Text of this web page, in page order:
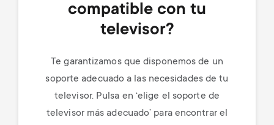
compatible con tu
televisor?
Te garantizamos que disponemos de un
soporte adecuado a las necesidades de tu
televisor. Pulsa en ‘elige el soporte de
televisor más adecuado’ para encontrar el